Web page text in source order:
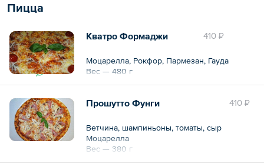
Пицца
410 ₽
Кватро Формаджи
Моцарелла, Рокфор, Пармезан, Гауда
Вес — 480 г
410 ₽
Прошутто Фунги
Ветчина, шампиньоны, томаты, сыр
Моцарелла
Вес — 380 г